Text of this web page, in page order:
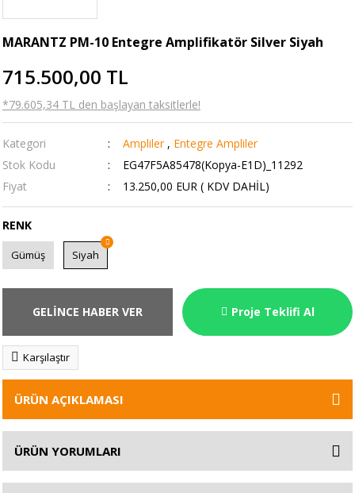
MARANTZ PM-10 Entegre Amplifikatör Silver Siyah
715.500,00 TL
*79.605,34 TL den başlayan taksitlerle!
Kategori Ampliler , Entegre Ampliler
Stok Kodu
EG47F5A85478(Kopya-E1D)_11292
Fiyat
13.250,00 EUR ( KDV DAHİL)
RENK
Gümüş Siyah
GELİNCE HABER VER Proje Teklifi Al
Karşılaştır
ÜRÜN AÇIKLAMASI
ÜRÜN YORUMLARI